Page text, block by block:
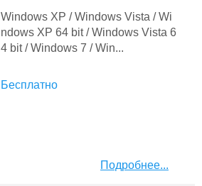
Windows XP / Windows Vista / Wi
ndows XP 64 bit / Windows Vista 6
4 bit / Windows 7 / Win...
Бесплатно
Подробнее...